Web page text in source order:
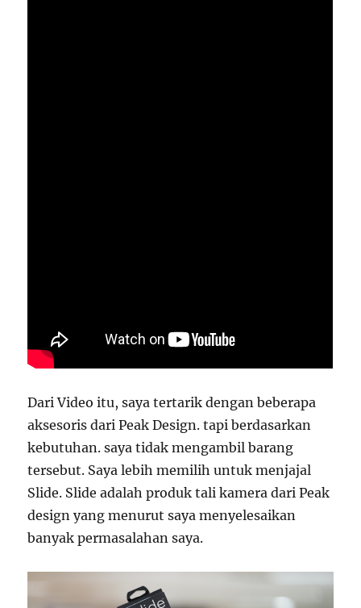
Dari Video itu, saya tertarik dengan beberapa
aksesoris dari Peak Design. tapi berdasarkan
kebutuhan. saya tidak mengambil barang
tersebut. Saya lebih memilih untuk menjajal
Slide. Slide adalah produk tali kamera dari Peak
design yang menurut saya menyelesaikan
banyak permasalahan saya.